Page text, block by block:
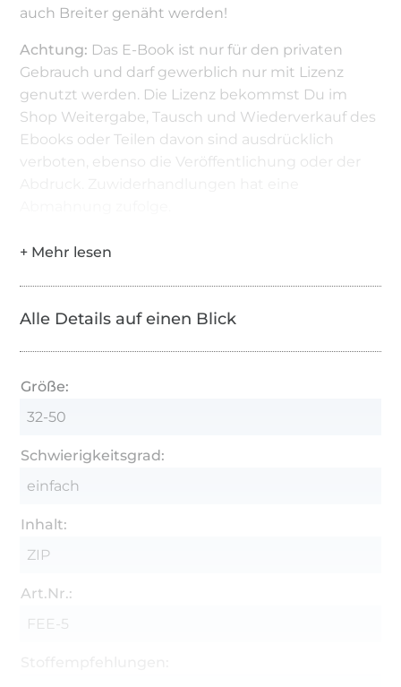
auch Breiter genäht werden!
Achtung: Das E-Book ist nur für den privaten
Gebrauch und darf gewerblich nur mit Lizenz
genutzt werden. Die Lizenz bekommst Du im
Shop Weitergabe, Tausch und Wiederverkauf des
Ebooks oder Teilen davon sind ausdrücklich
verboten, ebenso die Veröffentlichung oder der
Alle Details auf einen Blick
Größe:
32-50
Schwierigkeitsgrad:
einfach
Inhalt:
ZIP
Art.Nr.:
FEE-5